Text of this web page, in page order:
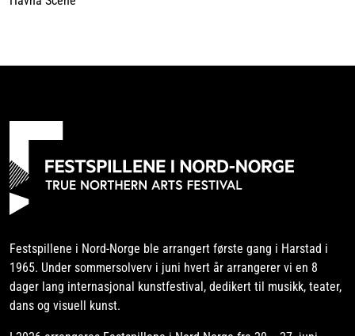
Festspillene i Nord-Norge ble arrangert første gang i Harstad i
1965. Under sommersolverv i juni hvert år arrangerer vi en 8
dager lang internasjonal kunstfestival, dedikert til musikk, teater,
dans og visuell kunst.